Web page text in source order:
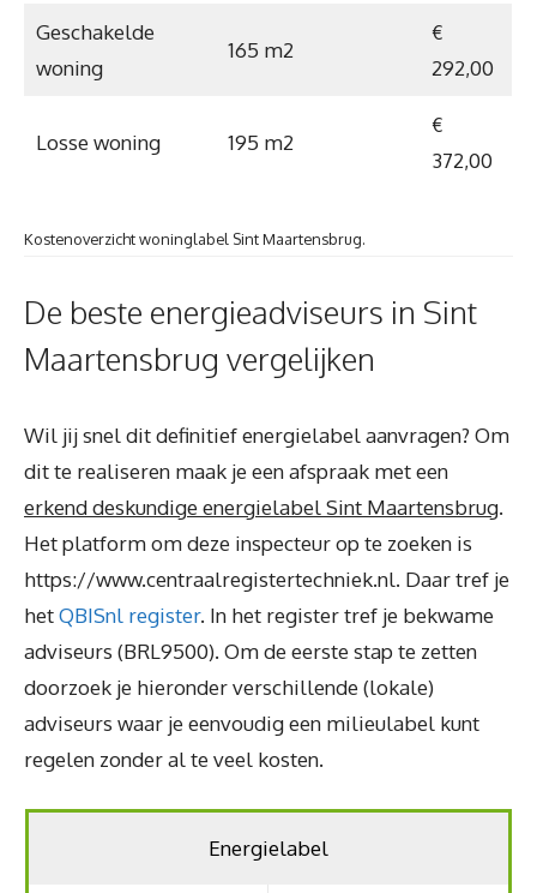
Geschakelde
woning
165 m2
€
292,00
Losse woning 195 m2
€
372,00
Kostenoverzicht woninglabel Sint Maartensbrug.
De beste energieadviseurs in Sint
Maartensbrug vergelijken
Wil jij snel dit definitief energielabel aanvragen? Om
dit te realiseren maak je een afspraak met een
erkend deskundige energielabel Sint Maartensbrug.
Het platform om deze inspecteur op te zoeken is
https://www.centraalregistertechniek.nl. Daar tref je
hetQBISnl register. In het register tref je bekwame
adviseurs (BRL9500). Om de eerste stap te zetten
doorzoek je hieronder verschillende (lokale)
adviseurs waar je eenvoudig een milieulabel kunt
regelen zonder al te veel kosten.
Energielabel